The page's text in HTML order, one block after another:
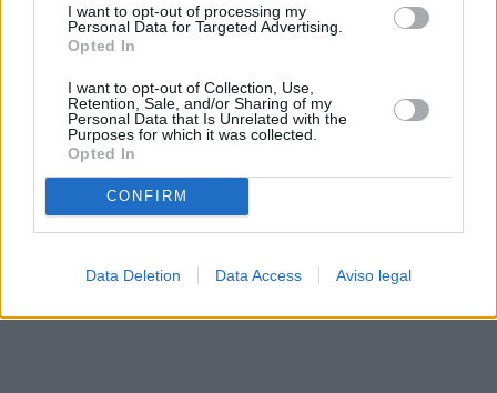
I want to opt-out of processing my
Personal Data for Targeted Advertising.
Opted In
I want to opt-out of Collection, Use,
Retention, Sale, and/or Sharing of my
Personal Data that Is Unrelated with the
Purposes for which it was collected.
Opted In
CONFIRM
Data Deletion Data Access Aviso legal